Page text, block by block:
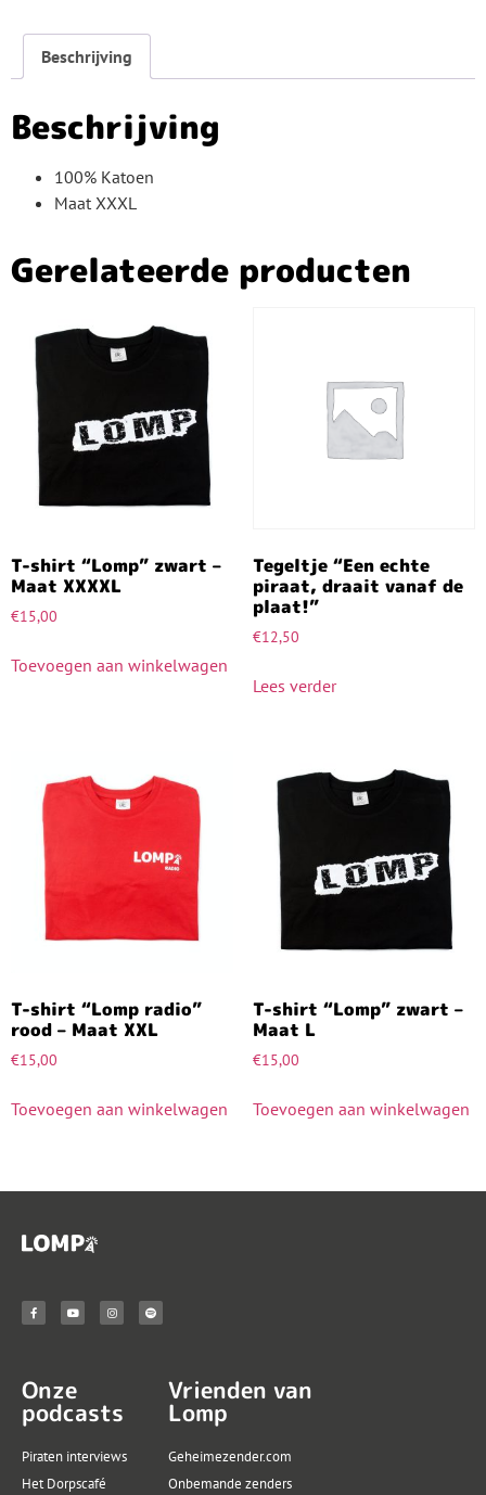
Beschrijving
Beschrijving
100% Katoen
Maat XXXL
Gerelateerde producten
T-shirt “Lomp” zwart –
Maat XXXXL
€15,00
Toevoegen aan winkelwagen
Tegeltje “Een echte
piraat, draait vanaf de
plaat!”
€12,50
Lees verder
T-shirt “Lomp radio”
rood – Maat XXL
€15,00
Toevoegen aan winkelwagen
T-shirt “Lomp” zwart –
Maat L
€15,00
Toevoegen aan winkelwagen
Onze
podcasts
Piraten interviews
Het Dorpscafé
Vrienden van
Lomp
Geheimezender.com
Onbemande zenders